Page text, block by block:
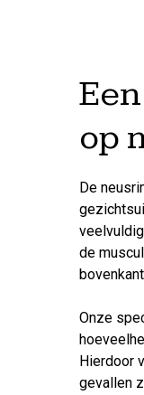
op
De
de
Onze
Hierdoor
gevallen